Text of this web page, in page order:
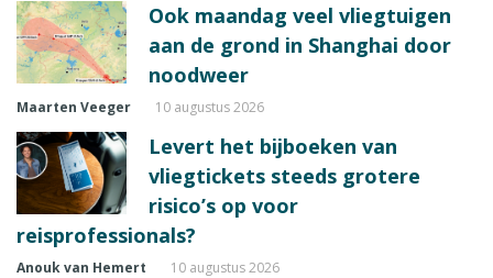
Ook maandag veel vliegtuigen
aan de grond in Shanghai door
noodweer
Maarten Veeger 10 augustus 2026
Levert het bijboeken van
vliegtickets steeds grotere
risico’s op voor
reisprofessionals?
Anouk van Hemert 10 augustus 2026